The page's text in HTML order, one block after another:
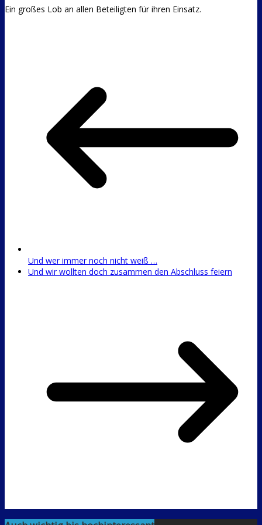
Ein großes Lob an allen Beteiligten für ihren Einsatz.
Und wer immer noch nicht weiß …
Und wir wollten doch zusammen den Abschluss feiern